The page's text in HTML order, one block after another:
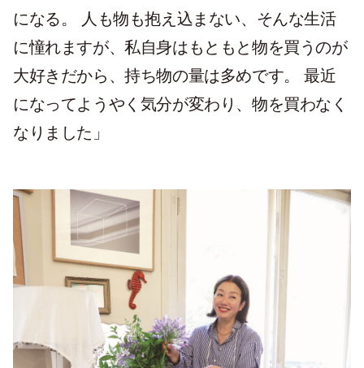
になる。 人も物も抱え込まない、そんな生活
に憧れますが、私自身はもともと物を買うのが
大好きだから、持ち物の量は多めです。 最近
になってようやく気分が変わり、物を買わなく
なりました」